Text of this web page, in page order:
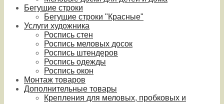
Бегущие строки
Бегущие строки "Красные"
Услуги художника
Роспись стен
Роспись меловых досок
Роспись штендеров
Роспись одежды
Роспись окон
Монтаж товаров
Дополнительные товары
Крепления для меловых, пробковых и